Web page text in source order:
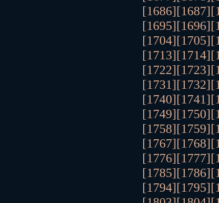
[1686][1687]
[1695][1696]
[1704][1705]
[1713][1714]
[1722][1723]
[1731][1732]
[1740][1741]
[1749][1750]
[1758][1759]
[1767][1768]
[1776][1777]
[1785][1786]
[1794][1795]